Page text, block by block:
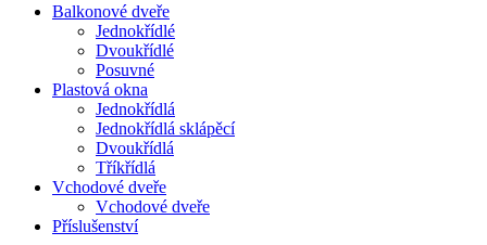
Balkonové dveře
Jednokřídlé
Dvoukřídlé
Posuvné
Plastová okna
Jednokřídlá
Jednokřídlá sklápěcí
Dvoukřídlá
Tříkřídlá
Vchodové dveře
Vchodové dveře
Příslušenství